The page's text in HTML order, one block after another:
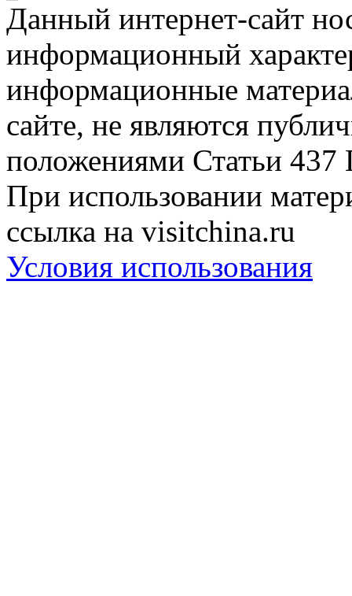
Данный интернет-сайт
информационный
информационные
сайте, не являются
положениями Статьи 437
При использовании
ссылка на visitchina.ru
Условия использования